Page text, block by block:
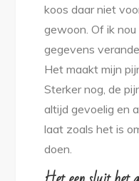
koos daar niet
gewoon. Of ik
gegevens
Het maakt mijn
Sterker nog, de
altijd gevoelig en
laat zoals het is
doen.